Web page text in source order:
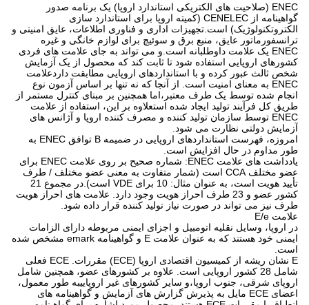
ENEC (صلاحیت های الکتریکی استاندارد اروپا) یک برنامه صدور
گواهینامه از CENELEC (کمیته اروپا برای استاندارد سازی
الکتروتکنولوژیک) است.تجهیزات اداری و فناوری اطلاعات، عایق امنیتی و
ترانسفورماتور عایق، منبع برق و سوئیچ برای لوازم خانگی و غیره
ENEC یک علامت داوطلبانه است.و می تواند به جای علامت های فردی
کشورهای اروپایی استفاده شود تا ثابت کند که محصول از یک آزمایش
شخص ثالث عبور کرده و با استانداردهای اروپایی مطابقت داردعلامت
ENEC به معنای امنیت است. از آنجا که نه تنها بر اساس آزمون نوع
انجام شده توسط یک طرف معتبر،اما همچنین بر مبنای کنترل مستمر از
طریق کل فرآیند تولید ایجاد شده استعلاوه بر این، استفاده از علامت
ENEC توسط سازمان تولید کننده و مصرف کننده اروپا و آژانس های
آزمایش دولتی نظارت می شود.
امروزه، فهرست استانداردهای اروپایی در ضمیمه B توافق ENEC به
طور مداوم در حال افزایش است.
یادداشت های علامت ENEC: شماره صحیح بر روی علامت ENEC برای
عضو مختلف CCA است (شمار متفاوت به معنی عضو مختلف / طرف
تأیید هویت است، به عنوان مثال: 10 برای VDE است).در مجموع 21
کشور عضو و 23 طرف احراز هویت وجود دارد. علامت های احراز هویت
طرف نیز می تواند در صورت نیاز تولید کننده قرار داده شود.
علامت E/e
در اروپا، وسایل نقلیه اتومبیل و اجزای ایمنی مربوطه دارای الزامات
ایمنی خود هستند که به عنوان علامت E و گواهینامه emark مشخص شده
است.
E نشان ریشه از کمیسیون اقتصادی اروپا (ECE) مقررات. ECE فعلی
شامل 28 کشور اروپایی است. علاوه بر کشورهای عضو، همچنین شامل
اروپای شرقی، جنوب اروپا،و سایر کشورهای غیر اروپاییبه طور معمول،
اعضای ECE مایل به پذیرش گزارش های آزمایش و گواهینامه های